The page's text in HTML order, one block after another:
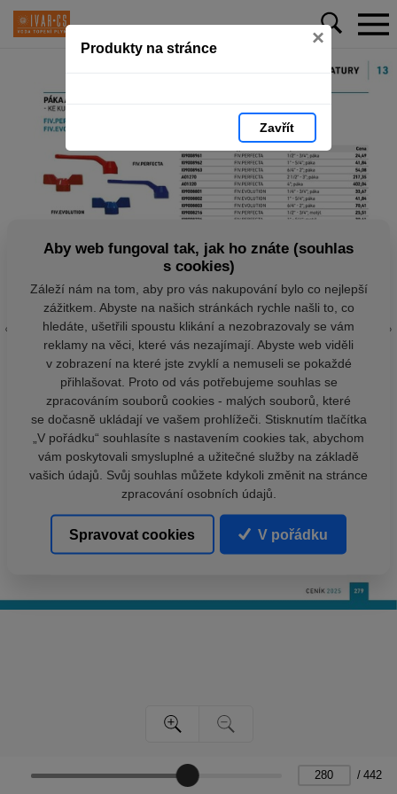
Produkty na stránce ×
Zavřít
/ 442
Aby web fungoval tak, jak ho znáte (souhlas
s cookies)
Záleží nám na tom, aby pro vás nakupování bylo co nejlepší
zážitkem. Abyste na našich stránkách rychle našli to, co
hledáte, ušetřili spoustu klikání a nezobrazovaly se vám
reklamy na věci, které vás nezajímají. Abyste web viděli
v zobrazení na které jste zvyklí a nemuseli se pokaždé
přihlašovat. Proto od vás potřebujeme souhlas se
zpracováním souborů cookies - malých souborů, které
se dočasně ukládají ve vašem prohlížeči. Stisknutím tlačítka
„V pořádku“ souhlasíte s nastavením cookies tak, abychom
vám poskytovali smysluplné a užitečné služby na základě
vašich údajů. Svůj souhlas můžete kdykoli změnit na stránce
zpracování osobních údajů.
Spravovat cookies V pořádku